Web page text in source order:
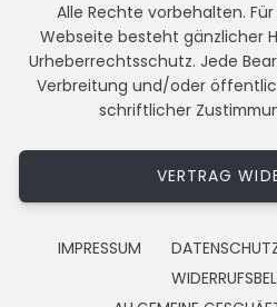
Alle Rechte vorbehalten.
Webseite besteht gänzlicher
Urheberrechtsschutz. Jede
Verbreitung und/oder
schriftlicher
VERTRAG
IMPRESSUM